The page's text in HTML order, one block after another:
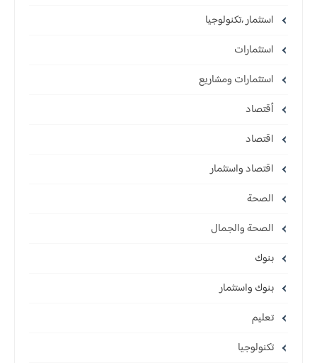
استثمار ،تكنولوجيا
استثمارات
استثمارات ومشاريع
أقتصاد
اقتصاد
اقتصاد واستثمار
الصحة
الصحة والجمال
بنوك
بنوك واستثمار
تعليم
تكنولوجيا